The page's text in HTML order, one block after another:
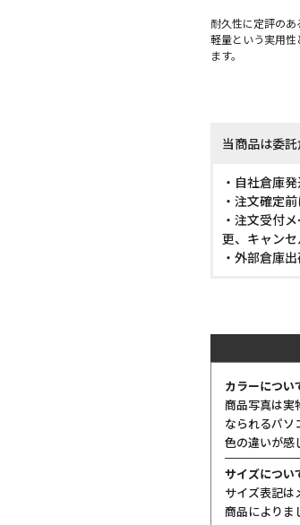
耐久性に定評のあ
軽量という実用
ます。
当商品は委
・自社倉庫
・注文確定
・注文受付
更、キャン
・外部倉庫
カラーについ
商品写真は実
なられるパソ
色の違いが感
サイズについ
サイズ表記は
商品によりま